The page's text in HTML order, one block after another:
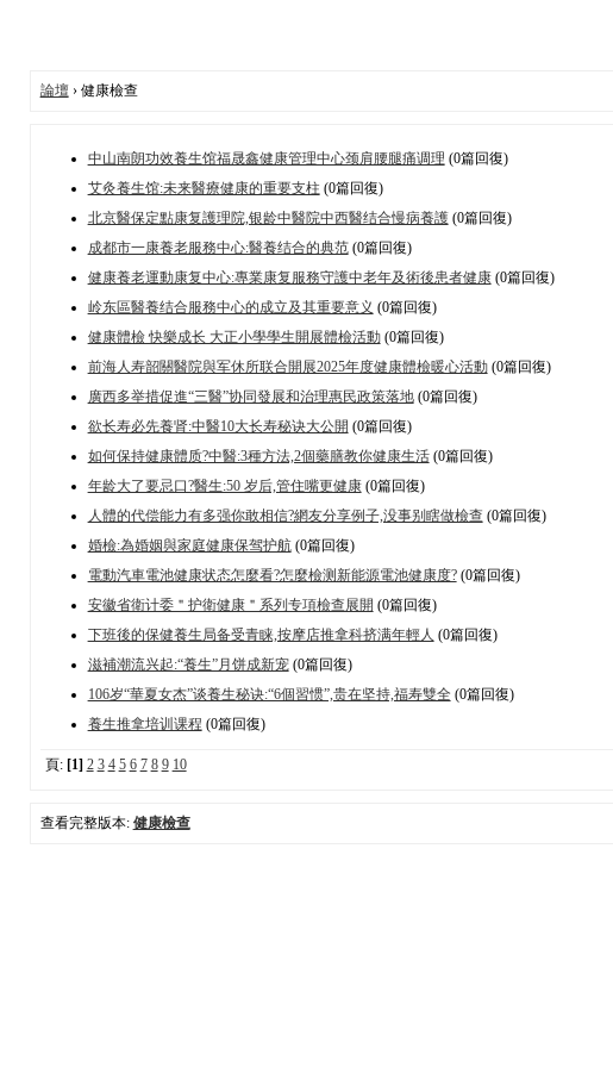
論壇› 健康檢查
中山南朗功效養生馆福晟鑫健康管理中心颈肩腰腿痛调理 (0篇回復)
艾灸養生馆:未来醫療健康的重要支柱(0篇回復)
北京醫保定點康复護理院,银龄中醫院中西醫结合慢病養護(0篇回復)
成都市一康養老服務中心:醫養结合的典范(0篇回復)
健康養老運動康复中心:專業康复服務守護中老年及術後患者健康(0篇回復)
岭东區醫養结合服務中心的成立及其重要意义 (0篇回復)
健康體檢 快樂成长 大正小學學生開展體檢活動(0篇回復)
前海人寿韶關醫院與军休所联合開展2025年度健康體檢暖心活動(0篇回復)
廣西多举措促進“三醫”协同發展和治理惠民政策落地(0篇回復)
欲长寿必先養肾:中醫10大长寿秘诀大公開 (0篇回復)
如何保持健康體质?中醫:3種方法,2個藥膳教你健康生活(0篇回復)
年龄大了要忌口?醫生:50 岁后,管住嘴更健康(0篇回復)
人體的代偿能力有多强你敢相信?網友分享例子,没事别瞎做檢查 (0篇回復)
婚檢:為婚姻與家庭健康保驾护航(0篇回復)
電動汽車電池健康状态怎麼看?怎麼檢测新能源電池健康度?(0篇回復)
安徽省衛计委＂护衛健康＂系列专項檢查展開 (0篇回復)
下班後的保健養生局备受青睐,按摩店推拿科挤满年輕人 (0篇回復)
滋補潮流兴起:“養生”月饼成新宠(0篇回復)
106岁“華夏女杰”谈養生秘诀:“6個習惯”,贵在坚持,福寿雙全(0篇回復)
養生推拿培训课程 (0篇回復)
頁: [1] 2 3 4 5 6 7 8 9 10
查看完整版本: 健康檢查